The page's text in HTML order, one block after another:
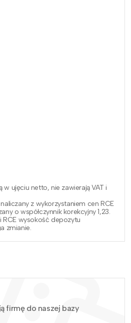
w ujęciu netto, nie zawierają VAT i
z wykorzystaniem cen RCE
o współczynnik korekcyjny 1,23.
wysokość depozytu
zmianie.
firmę do naszej bazy